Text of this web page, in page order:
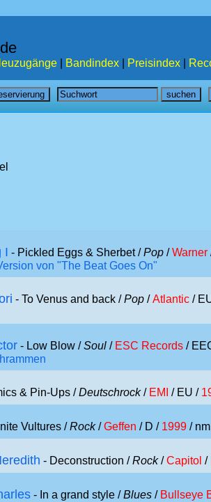
Bandindex Preisindex
I - Pickled Eggs & Sherbet /Pop /Warner
von "The Beat Goes On"
- To Venus and back /Pop /Atlantic /
- Low Blow /Soul / ESC Records /
& Pin-Ups /Deutschrock/ EMI / EU /
Vultures /Rock/Geffen / D / 1999 /
- Deconstruction /Rock/Capitol /
- In a grand style /Blues / Bullseye